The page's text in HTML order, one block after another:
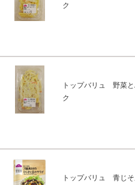
ク
トップバリュ 野菜
ク
トップバリュ 青じ